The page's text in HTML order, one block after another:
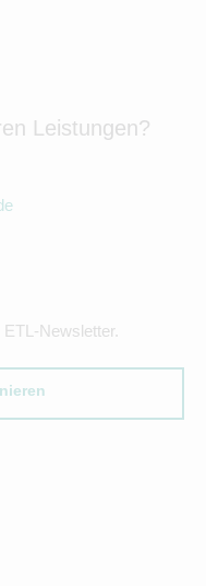
Leistungen?
Newsletter.